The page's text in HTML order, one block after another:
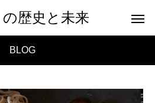
歴史と未来
BLOG